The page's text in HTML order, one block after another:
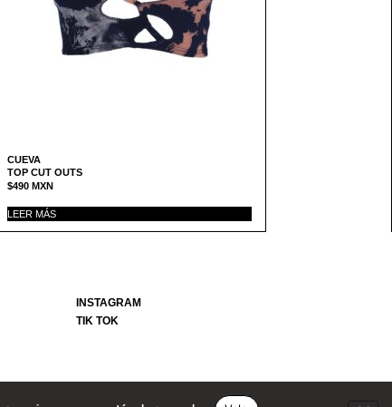
CUEVA
TOP CUT OUTS
$490 MXN
LEER MÁS
INSTAGRAM
TIK TOK